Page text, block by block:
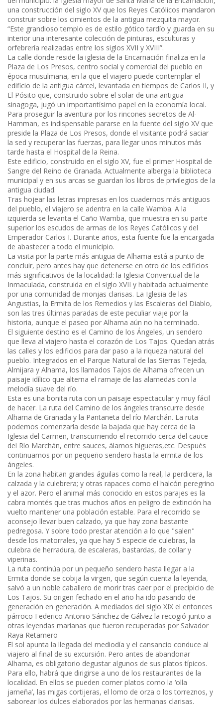
una construcción del siglo XV que los Reyes Católicos mandaron
construir sobre los cimientos de la antigua mezquita mayor.
“Este grandioso templo es de estilo gótico tardío y guarda en su
interior una interesante colección de pinturas, esculturas y
orfebrería realizadas entre los siglos XVII y XVIII”.
La calle donde reside la iglesia de la Encarnación finaliza en la
Plaza de Los Presos, centro social y comercial del pueblo en
época musulmana, en la que el viajero puede contemplar el
edificio de la antigua cárcel, levantada en tiempos de Carlos II, y
El Pósito que, construido sobre el solar de una antigua
sinagoga, jugó un importantísimo papel en la economía local.
Para proseguir la aventura por los rincones secretos de Al-
Hamman, es indispensable pararse en la fuente del siglo XV que
preside la Plaza de Los Presos, donde el visitante podrá saciar
la sed y recuperar las fuerzas, para llegar unos minutos más
tarde hasta el Hospital de la Reina.
Este edificio, construido en el siglo XV, fue el primer Hospital de
Sangre del Reino de Granada. Actualmente alberga la biblioteca
municipal y en sus arcas se guardan los libros de privilegios de la
antigua ciudad.
Tras hojear las letras impresas en los cuadernos más antiguos
del pueblo, el viajero se adentra en la calle Wamba. A la
izquierda se levanta el Caño Wamba, que muestra en su parte
superior los escudos de armas de los Reyes Católicos y del
Emperador Carlos I. Durante años, esta fuente fue la encargada
de abastecer a todo el municipio.
La visita por la parte más antigua de Alhama está a punto de
concluir, pero antes hay que detenerse en otro de los edificios
más significativos de la localidad: la Iglesia Conventual de la
Inmaculada, construida en el siglo XVII y habitada actualmente
por una comunidad de monjas clarisas. La Iglesia de las
Angustias, la Ermita de los Remedios y las Escaleras del Diablo,
son las tres últimas paradas de este peculiar viaje por la
historia, aunque el paseo por Alhama aún no ha terminado.
El siguiente destino es el Camino de los Ángeles, un sendero
que lleva al viajero hasta el corazón de Los Tajos. Quedan atrás
las calles y los edificios para dar paso a la riqueza natural del
pueblo. Integrados en el Parque Natural de las Sierras Tejeda,
Almijara y Alhama, los llamados Tajos de Alhama ofrecen un
paisaje idílico que alterna el ramaje de las alamedas con la
melodía suave del río.
Esta es una bonita ruta con un paisaje espectacular y muy fácil
de hacer. La ruta del Camino de los ángeles transcurre desde
Alhama de Granada y la Pantaneta del río Marchán. La ruta
podemos comenzarla desde la bajada que hay cerca de la
Iglesia del Carmen, transcurriendo el recorrido cerca del cauce
del Río Marchán, entre sauces, álamos higueras,etc. Después
continuamos por un pequeño sendero hasta la ermita de los
ángeles.
En la zona habitan grandes águilas como la real, la perdicera, la
calzada y la culebrera; y otras rapaces como el halcón peregrino
y el azor. Pero el animal más conocido en estos parajes es la
cabra montés que tras muchos años en peligro de extinción ha
vuelto mantener una población estable. Para el recorrido se
aconsejo llevar buen calzado, ya que hay zona bastante
pedregosa. Y sobre todo prestar atención a lo que "salen"
desde los matorrales, ya que hay 5 especie de culebras, la
culebra de herradura, de escaleras, bastardas, de collar y
viperinas.
La ruta continúa por un pequeño sendero hasta llegar a la
Ermita donde se cobija la virgen, que según cuenta la leyenda,
salvó a un noble caballero de morir tras caer por el precipicio de
Los Tajos. Su origen fechado en el año ha ido pasando de
generación en generación. A mediados del siglo XIX el entonces
párroco Federico Antonio Sánchez de Gálvez la recogió junto a
otras leyendas marianas que fueron recuperadas por Salvador
Raya Retamero
El sol apunta la llegada del mediodía y el cansancio conduce al
viajero al final de su excursión. Pero antes de abandonar
Alhama, es obligatorio degustar algunos de sus platos típicos.
Para ello, habrá que dirigirse a uno de los restaurantes de la
localidad. En ellos se pueden comer platos como la ‘olla
jameña’, las migas cortijeras, el lomo de orza o los torreznos, y
saborear los dulces elaborados por las hermanas clarisas.